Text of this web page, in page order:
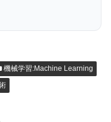
機械学習:Machine Learning